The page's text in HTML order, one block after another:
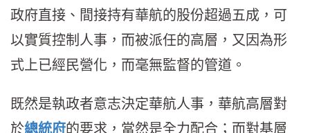
政府直接、間接持有華航的股份超過五成，可
以實質控制人事，而被派任的高層，又因為形
式上已經民營化，而毫無監督的管道。
既然是執政者意志決定華航人事，華航高層對
於總統府的要求，當然是全力配合；而對基層